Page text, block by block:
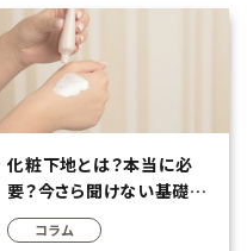
化粧下地とは？本当に必
要？今さら聞けない基礎知
識とメリットを解説
コラム